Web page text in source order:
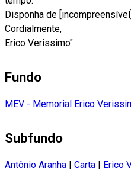
Disponha de [incompreensível]
Cordialmente,
Erico Verissimo"
Fundo
MEV - Memorial Erico
Subfundo
Antônio Aranha | Carta | Erico